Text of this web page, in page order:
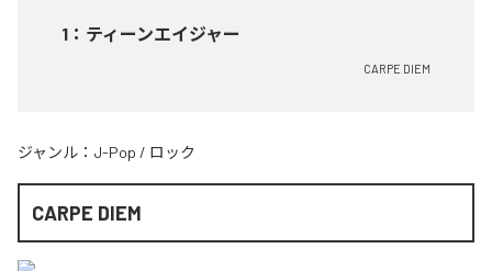
1 ： ティーンエイジャー
CARPE DIEM
ジャンル： J-Pop / ロック
CARPE DIEM